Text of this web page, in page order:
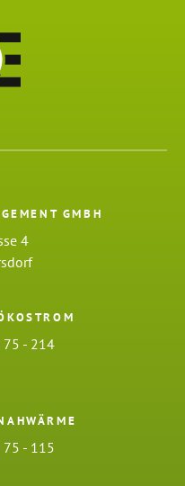
GMBH
4
- 214
- 115